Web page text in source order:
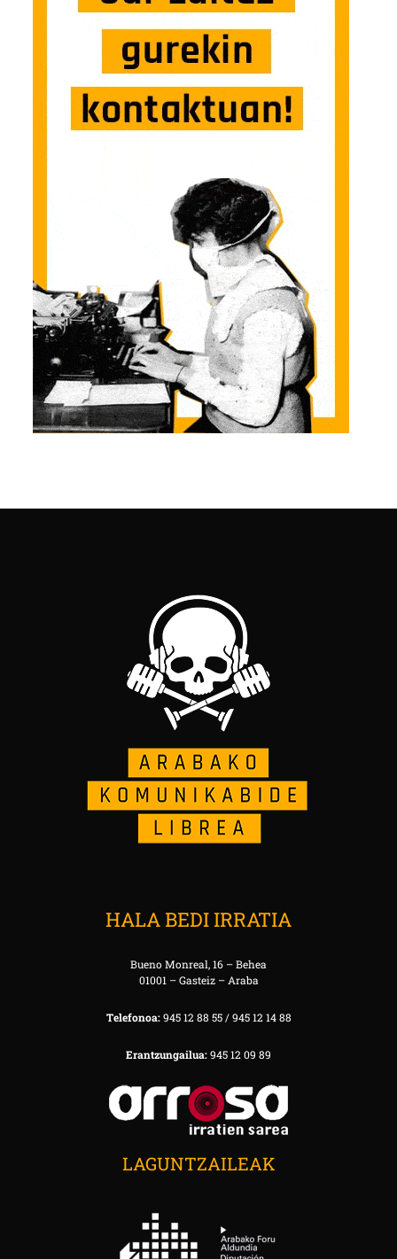
HALA BEDI IRRATIA
Bueno Monreal, 16 – Behea
01001 – Gasteiz – Araba
Telefonoa:945 12 88 55 / 945 12 14 88
Erantzungailua:945 12 09 89
LAGUNTZAILEAK